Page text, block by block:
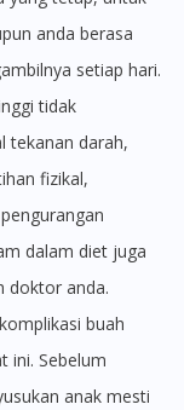
anda berasa
setiap hari.
tidak
tekanan darah,
fizikal,
dalam diet juga
doktor anda.
buah
ini. Sebelum
anak mesti